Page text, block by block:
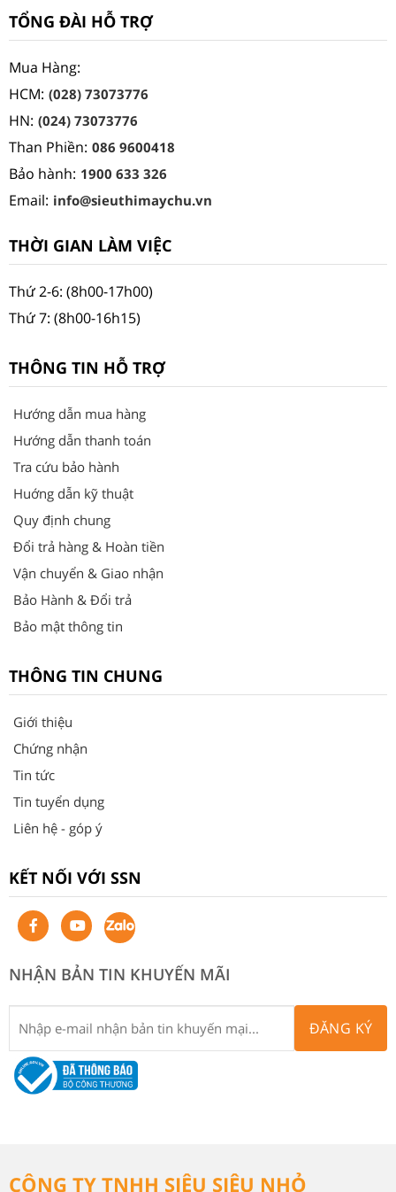
TỔNG ĐÀI HỖ TRỢ
Mua Hàng:
HCM: (028) 73073776
HN: (024) 73073776
Than Phiền: 086 9600418
Bảo hành: 1900 633 326
Email: info@sieuthimaychu.vn
THỜI GIAN LÀM VIỆC
Thứ 2-6: (8h00-17h00)
Thứ 7: (8h00-16h15)
THÔNG TIN HỖ TRỢ
Hướng dẫn mua hàng
Hướng dẫn thanh toán
Tra cứu bảo hành
Huớng dẫn kỹ thuật
Quy định chung
Đổi trả hàng & Hoàn tiền
Vận chuyển & Giao nhận
Bảo Hành & Đổi trả
Bảo mật thông tin
THÔNG TIN CHUNG
Giới thiệu
Chứng nhận
Tin tức
Tin tuyển dụng
Liên hệ - góp ý
KẾT NỐI VỚI SSN
NHẬN BẢN TIN KHUYẾN MÃI
ĐĂNG KÝ
CÔNG TY TNHH SIÊU SIÊU NHỎ